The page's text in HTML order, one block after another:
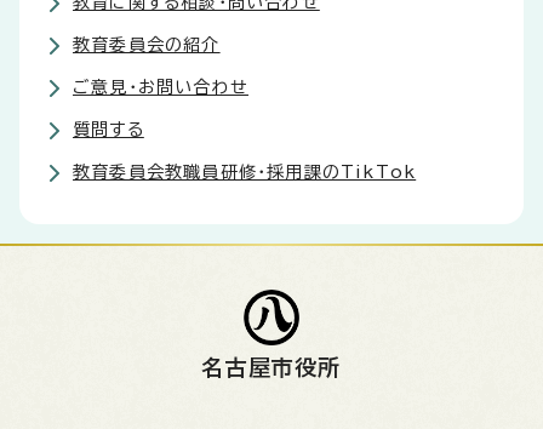
教育委員会の紹介
ご意見・お問い合わせ
質問する
教育委員会教職員研修・採用課のTikTok
名古屋市役所